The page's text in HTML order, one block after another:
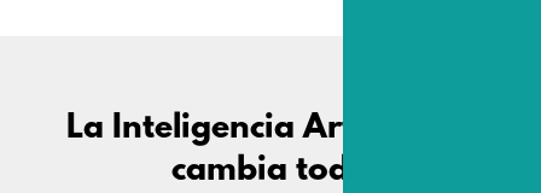
La Inteligencia Artificial lo
cambia todo